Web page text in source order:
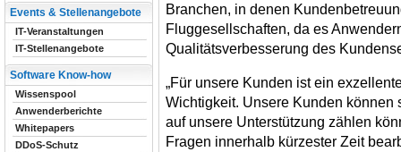
Branchen, in denen
Fluggesellschaften, da es
Qualitätsverbesserung des
„Für unsere Kunden ist ein
Wichtigkeit. Unsere Kunden
auf unsere Unterstützung zählen
Fragen innerhalb kürzester Zeit
Events & Stellenangebote
IT-Veranstaltungen
IT-Stellenangebote
Software Know-how
Wissenspool
Anwenderberichte
Whitepapers
DDoS-Schutz